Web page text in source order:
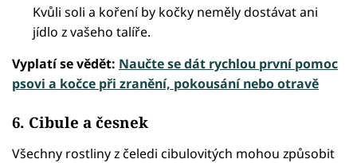
Kvůli soli a koření by kočky neměly dostávat ani
jídlo z vašeho talíře.
Vyplatí se vědět: Naučte se dát rychlou první pomoc
psovi a kočce při zranění, pokousání nebo otravě
6. Cibule a česnek
Všechny rostliny z čeledi cibulovitých mohou způsobit